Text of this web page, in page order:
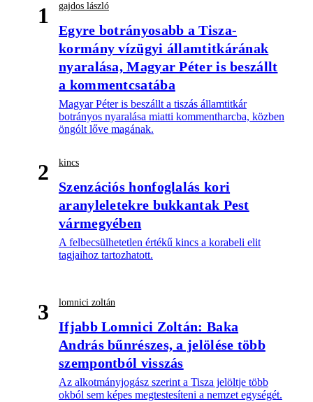
1 gajdos lászló
Egyre botrányosabb a Tisza-
kormány vízügyi államtitkárának
nyaralása, Magyar Péter is beszállt
a kommentcsatába
Magyar Péter is beszállt a tiszás államtitkár
botrányos nyaralása miatti kommentharcba, közben
öngólt lőve magának.
2 kincs
Szenzációs honfoglalás kori
aranyleletekre bukkantak Pest
vármegyében
A felbecsülhetetlen értékű kincs a korabeli elit
tagjaihoz tartozhatott.
3 lomnici zoltán
Ifjabb Lomnici Zoltán: Baka
András bűnrészes, a jelölése több
szempontból visszás
Az alkotmányjogász szerint a Tisza jelöltje több
okból sem képes megtestesíteni a nemzet egységét.